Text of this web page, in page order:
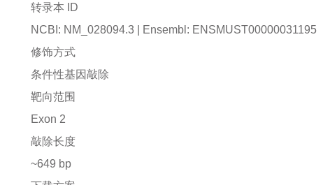
转录本 ID
NCBI: NM_028094.3 | Ensembl: ENSMUST00000031195
修饰方式
条件性基因敲除
靶向范围
Exon 2
敲除长度
~649 bp